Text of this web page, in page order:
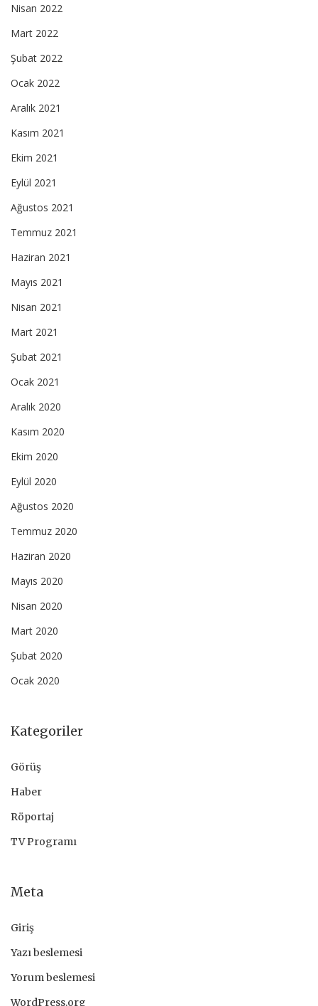
Nisan 2022
Mart 2022
Şubat 2022
Ocak 2022
Aralık 2021
Kasım 2021
Ekim 2021
Eylül 2021
Ağustos 2021
Temmuz 2021
Haziran 2021
Mayıs 2021
Nisan 2021
Mart 2021
Şubat 2021
Ocak 2021
Aralık 2020
Kasım 2020
Ekim 2020
Eylül 2020
Ağustos 2020
Temmuz 2020
Haziran 2020
Mayıs 2020
Nisan 2020
Mart 2020
Şubat 2020
Ocak 2020
Kategoriler
Görüş
Haber
Röportaj
TV Programı
Meta
Giriş
Yazı beslemesi
Yorum beslemesi
WordPress.org